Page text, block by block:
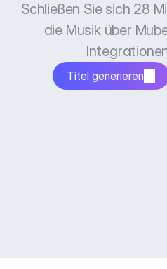
Schließen Sie sich 28
die Musik über
Titel generieren